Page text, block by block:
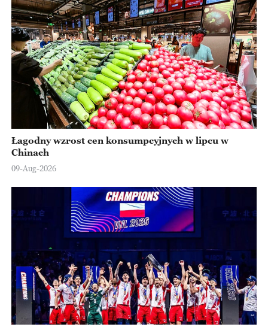
Łagodny wzrost cen konsumpcyjnych w lipcu w
Chinach
09-Aug-2026